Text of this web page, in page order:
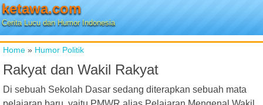
ketawa.com
Cerita Lucu dan Humor Indonesia
Home » Humor Politik
Rakyat dan Wakil Rakyat
Di sebuah Sekolah Dasar sedang diterapkan sebuah mata